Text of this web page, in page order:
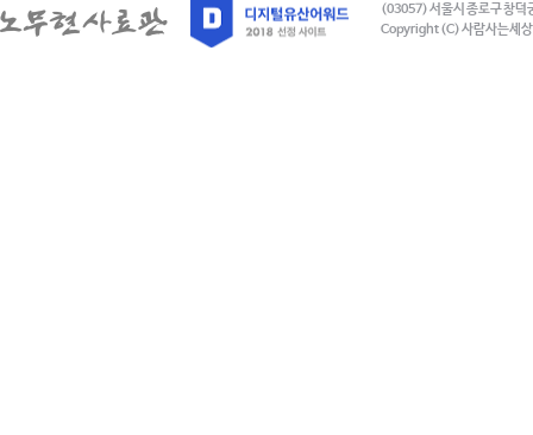
(03057) 서울시 종로구 창덕
Copyright (C) 사람사는세